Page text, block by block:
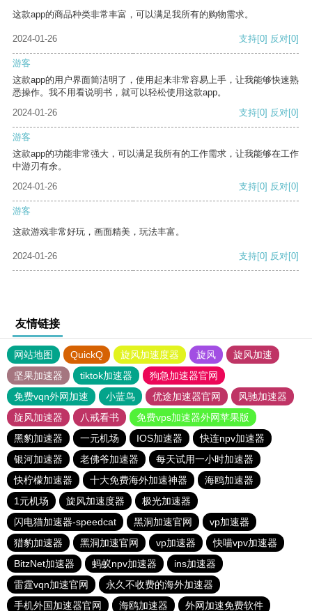
这款app的商品种类非常丰富，可以满足我所有的购物需求。
2024-01-26 支持[0] 反对[0]
游客
这款app的用户界面简洁明了，使用起来非常容易上手，让我能够快速熟
悉操作。我不用看说明书，就可以轻松使用这款app。
2024-01-26
支持[0] 反对[0]
游客
这款app的功能非常强大，可以满足我所有的工作需求，让我能够在工作
中游刃有余。
2024-01-26
支持[0] 反对[0]
游客
这款游戏非常好玩，画面精美，玩法丰富。
2024-01-26 支持[0] 反对[0]
友情链接
网站地图 QuickQ 旋风加速度器 旋风
旋风加速
坚果加速器
tiktok加速器
狗急加速器官网
免费vqn外网加速
小蓝鸟 优途加速器官网
风驰加速器
旋风加速器
八戒看书
免费vps加速器外网苹果版
黑豹加速器
一元机场 IOS加速器
快连npv加速器
银河加速器
老佛爷加速器
每天试用一小时加速器
快柠檬加速器
十大免费海外加速神器
海鸥加速器
1元机场
旋风加速度器
极光加速器
闪电猫加速器-speedcat
黑洞加速官网
vp加速器
猎豹加速器
黑洞加速官网 vp加速器
快喵vpv加速器
BitzNet加速器
蚂蚁npv加速器
ins加速器
雷霆vqn加速官网
永久不收费的海外加速器
手机外国加速器官网
海鸥加速器 外网加速免费软件